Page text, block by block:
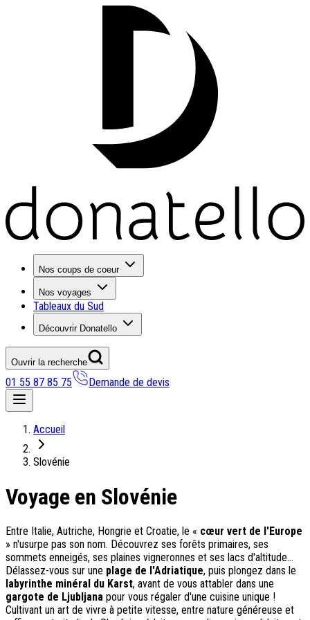
Nos coups de coeur
Nos voyages
Tableaux du Sud
Découvrir Donatello
Ouvrir la recherche
01 55 87 85 75 Demande de devis
Nos coups de coeur
On adore
Notre nouveauté : Madère douceur Atlantique
Séjour en amoureux : Acacia Marina
Mais aussi
Un circuit au charme slovène
Notre offre irrésistible : circuit Douce Andalousie
Voyage en petit groupe au Parthénope
Nos voyages
Accueil
Slovénie
Voyage en Slovénie
Entre Italie, Autriche, Hongrie et Croatie, le « cœur vert de l'Europe
» n'usurpe pas son nom. Découvrez ses forêts primaires, ses
sommets enneigés, ses plaines vigneronnes et ses lacs d'altitude...
Délassez-vous sur une plage de l'Adriatique, puis plongez dans le
labyrinthe minéral du Karst, avant de vous attabler dans une
gargote de Ljubljana pour vous régaler d'une cuisine unique !
Cultivant un art de vivre à petite vitesse, entre nature généreuse et